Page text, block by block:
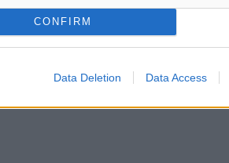
CONFIRM
Data Deletion Data Access
και αστυνομικοί
χώρους του
ολοκλήρωση της